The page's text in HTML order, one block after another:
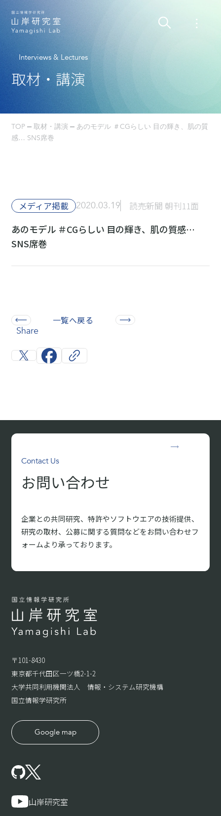
Interviews & Lectures
取材・講演
TOP 取材・講演
あのモデル ＃CGらしい 目の輝き、肌の質
感… SNS席巻
Share
メディア掲載 2020.03.19 読売新聞 朝刊11面
あのモデル ＃CGらしい 目の輝き、肌の質感…
SNS席巻
一覧へ戻る
Contact Us
お問い合わせ
企業との共同研究、特許やソフトウエアの技術提供、
研究の取材、 公募に関する質問などをお問い合わせフ
ォームより承っております。
〒101-8430
東京都千代田区一ツ橋2-1-2
大学共同利用機関法人 情報・システム研究機構
国立情報学研究所
Google map
山岸研究室